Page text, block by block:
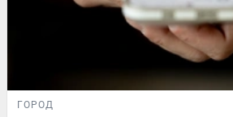
ГОРОД